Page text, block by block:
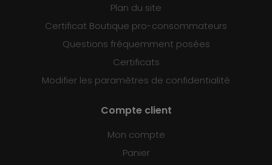
Plan du site
Certificat Boutique pro-consommateurs
Questions fréquemment posées
Certificats
Modifier les paramètres de confidentialité
Compte client
Mon compte
Panier